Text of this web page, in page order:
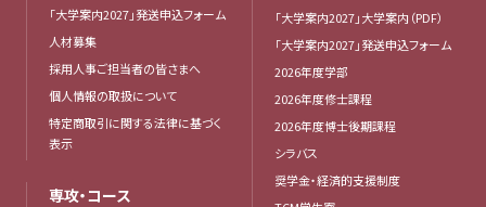
「大学案内2027」発送申込フォーム
人材募集
採用人事ご担当者の皆さまへ
個人情報の取扱について
特定商取引に関する法律に基づく
表示
専攻・コース
「大学案内2027」大学案内（PDF）
「大学案内2027」発送申込フォーム
2026年度学部
2026年度修士課程
2026年度博士後期課程
シラバス
奨学金・経済的支援制度